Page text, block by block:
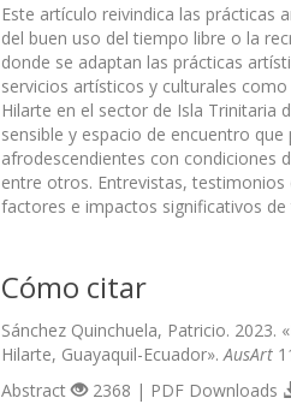
Este artículo reivindica las
del buen uso del tiempo libre o la
donde se adaptan las prácticas
servicios artísticos y culturales
Hilarte en el sector de Isla Trinitaria
sensible y espacio de encuentro
afrodescendientes con condiciones
entre otros. Entrevistas,
factores e impactos significativos
Cómo citar
Sánchez Quinchuela, Patricio.
Hilarte, Guayaquil-Ecuador». AusArt
Abstract 2368 | PDF Downloads